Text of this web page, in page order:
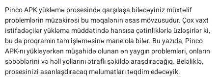
Pinco APK yükləmə prosesində qarşılaşa biləcəyiniz müxtəlif
problemlərin müzakirəsi bu məqalənin əsas mövzusudur. Çox vaxt
istifadəçilər yükləmə müddətində hansısa çətinliklərlə üzləşirlər ki,
bu da proqramın tam işləməsinə mane ola bilər. Bu yazıda, Pinco
APK-nı yükləyərkən müşahidə olunan ən yaygın problemləri, onların
səbəblərini və həll yollarını ətraflı şəkildə araşdıracağıq. Beləliklə,
prosesinizi asanlaşdıracaq məlumatları təqdim edəcəyik.